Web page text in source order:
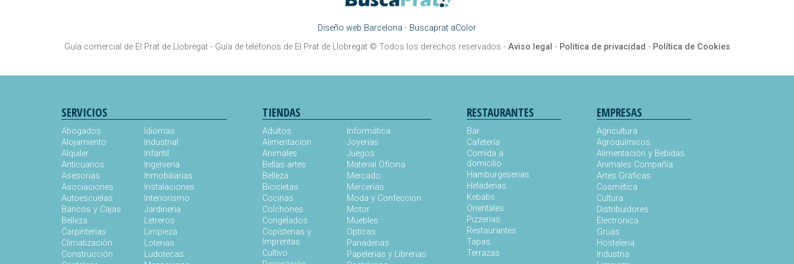
Diseño web Barcelona · Buscaprat aColor
Guía comercial de El Prat de Llobregat - Guía de teléfonos de El Prat de Llobregat© Todos los derechos reservados - Aviso legal - Politica de privacidad - Política de Cookies
SERVICIOS
Abogados
Alojamiento
Alquiler
Anticuarios
Asesorias
Asociaciones
Autoescuelas
Bancos y Cajas
Belleza
Carpinterias
Climatización
Construcción
Idiomas
Industrial
Infantil
Ingeniería
Inmobiliarias
Instalaciones
Interiorismo
Jardineria
Letreros
Limpieza
Loterias
Ludotecas
TIENDAS
Adultos
Alimentacion
Animales
Bellas artes
Belleza
Bicicletas
Cocinas
Colchones
Congelados
Copisterias y
Imprentas
Cultivo
Informática
Joyerias
Juegos
Material Oficina
Mercado
Mercerías
Moda y Confeccion
Motor
Muebles
Opticas
Panaderias
Papelerias y Librerias
RESTAURANTES
Bar
Cafetería
Comida a
domicilio
Hamburgeserias
Heladerias
Kebabs
Orientales
Pizzerias
Restaurantes
Tapas
Terrazas
EMPRESAS
Agricultura
Agroquímicos
Alimentación y Bebidas
Animales Compañía
Artes Gráficas
Cosmética
Cultura
Distribuidores
Electronica
Gruas
Hosteleria
Industria